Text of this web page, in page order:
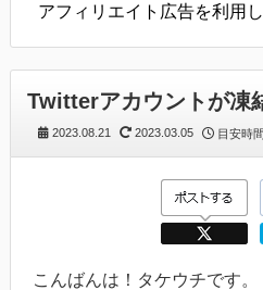
アフィリエイト広告を利用
Twitterアカウントが凍
2023.08.21 2023.03.05 目安時間
こんばんは！タケウチです。